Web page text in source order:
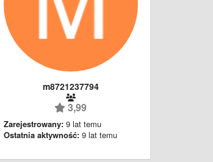
m8721237794
3,99
Zarejestrowany: 9 lat temu
Ostatnia aktywność: 9 lat temu